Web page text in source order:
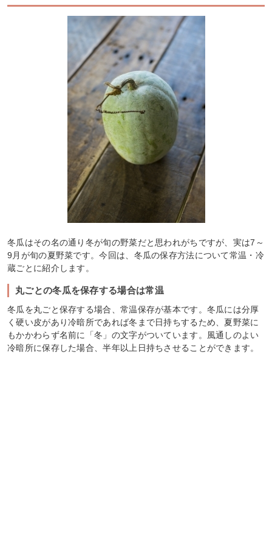
冬瓜はその名の通り冬が旬の野菜だと思われがちですが、実は7～
9月が旬の夏野菜です。今回は、冬瓜の保存方法について常温・冷
蔵ごとに紹介します。
丸ごとの冬瓜を保存する場合は常温
冬瓜を丸ごと保存する場合、常温保存が基本です。冬瓜には分厚
く硬い皮があり冷暗所であれば冬まで日持ちするため、夏野菜に
もかかわらず名前に「冬」の文字がついています。風通しのよい
冷暗所に保存した場合、半年以上日持ちさせることができます。